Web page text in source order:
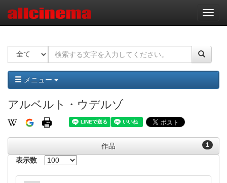
ナ
ビ
ー
ョ
ン
メニュー
アルベルト・ウデルゾ
1
作品
表示数